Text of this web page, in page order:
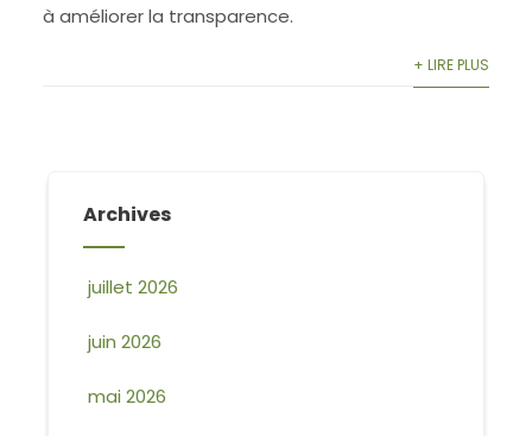
à améliorer la transparence.
+ LIRE PLUS
Archives
juillet 2026
juin 2026
mai 2026